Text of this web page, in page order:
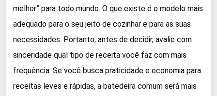
melhor” para todo mundo. O que existe é o modelo mais
adequado para o seu jeito de cozinhar e para as suas
necessidades. Portanto, antes de decidir, avalie com
sinceridade qual tipo de receita você faz com mais
frequência. Se você busca praticidade e economia para
receitas leves e rápidas, a batedeira comum será mais